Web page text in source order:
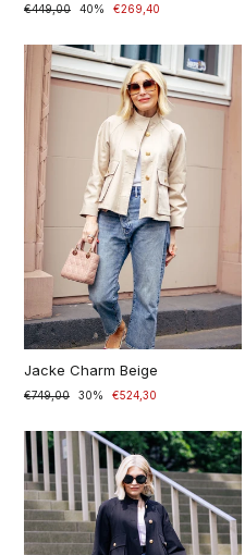
Prezzo
€449,00
Prezzo
40% €269,40
Jacke Charm Beige
Prezzo
€749,00
Prezzo
30% €524,30